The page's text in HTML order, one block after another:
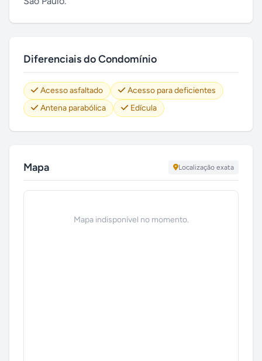
Diferenciais do Condomínio
Acesso asfaltado
Acesso para deficientes
Antena parabólica
Edícula
Mapa Localização exata
Mapa indisponível no momento.